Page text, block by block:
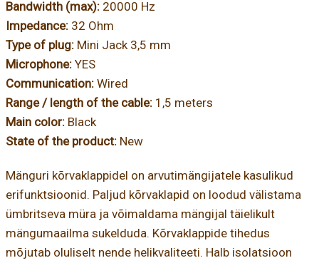
Bandwidth (max): 20000 Hz
Impedance: 32 Ohm
Type of plug: Mini Jack 3,5 mm
Microphone: YES
Communication: Wired
Range / length of the cable: 1,5 meters
Main color: Black
State of the product: New
Mänguri kõrvaklappidel on arvutimängijatele kasulikud
erifunktsioonid. Paljud kõrvaklapid on loodud välistama
ümbritseva müra ja võimaldama mängijal täielikult
mängumaailma sukelduda. Kõrvaklappide tihedus
mõjutab oluliselt nende helikvaliteeti. Halb isolatsioon